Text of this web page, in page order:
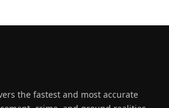
the fastest and most accurate